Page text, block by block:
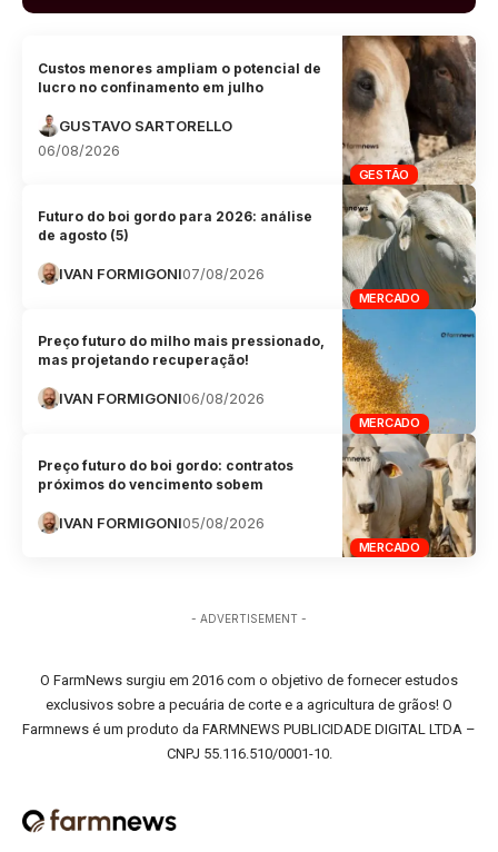
GESTÃO
Custos menores ampliam o potencial de
lucro no confinamento em julho
GUSTAVO SARTORELLO
06/08/2026
MERCADO
Futuro do boi gordo para 2026: análise
de agosto (5)
IVAN FORMIGONI07/08/2026
MERCADO
Preço futuro do milho mais pressionado,
mas projetando recuperação!
IVAN FORMIGONI06/08/2026
MERCADO
Preço futuro do boi gordo: contratos
próximos do vencimento sobem
IVAN FORMIGONI05/08/2026
- ADVERTISEMENT -
O FarmNews surgiu em 2016 com o objetivo de fornecer estudos
exclusivos sobre a pecuária de corte e a agricultura de grãos! O
Farmnews é um produto da FARMNEWS PUBLICIDADE DIGITAL LTDA –
CNPJ 55.116.510/0001-10.